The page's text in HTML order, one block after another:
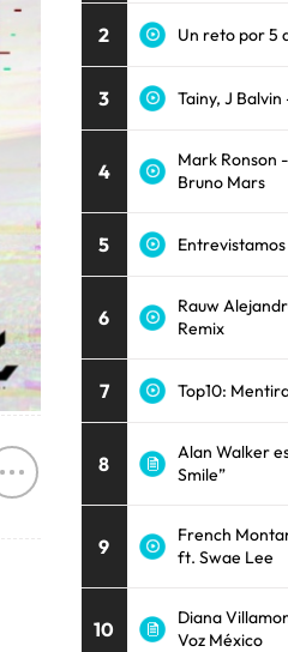
2 Un reto por 5
3 Tainy, J Balvin
4
Mark Ronson
Bruno Mars
5
6
Rauw
Remix
7 Top10:
8
Alan Walker
Smile”
9
French
ft. Swae Lee
10
Diana
Voz México